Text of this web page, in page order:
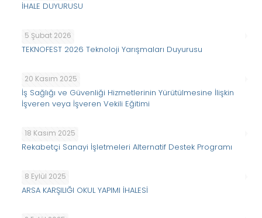
İHALE DUYURUSU
5 Şubat 2026
TEKNOFEST 2026 Teknoloji Yarışmaları Duyurusu
20 Kasım 2025
İş Sağlığı ve Güvenliği Hizmetlerinin Yürütülmesine İlişkin
İşveren veya İşveren Vekili Eğitimi
18 Kasım 2025
Rekabetçi Sanayi İşletmeleri Alternatif Destek Programı
8 Eylül 2025
ARSA KARŞILIĞI OKUL YAPIMI İHALESİ